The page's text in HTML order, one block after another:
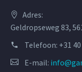
Adres:
Geldropseweg 83,
Telefoon: +31
E-mail: